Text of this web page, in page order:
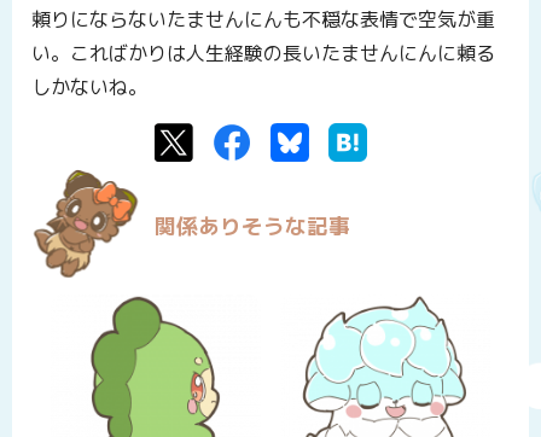
頼りにならないたませんにんも不穏な表情で空気が重
い。こればかりは人生経験の長いたませんにんに頼る
しかないね。
TwitterFacebookBluesky
関係ありそうな記事